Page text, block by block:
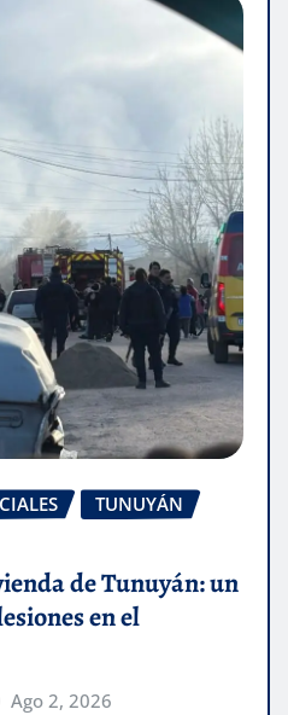
TUNUYÁN
de Tunuyán: un
en el
Ago 2, 2026